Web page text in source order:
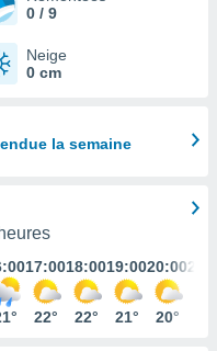
0 / 9
Neige
0 cm
la semaine
17:00
22°
18:00
22°
19:00
21°
20:00
20°